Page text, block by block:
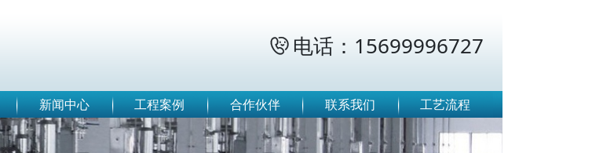
 电话：15699996727
新闻中心 工程案例 合作伙伴 联系我们 工艺流程